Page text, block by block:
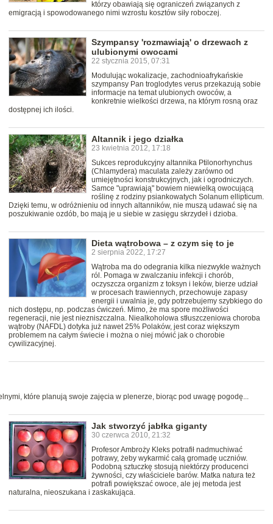
którzy obawiają się ograniczeń związanych z
emigracją i spowodowanego nimi wzrostu kosztów siły roboczej.
Szympansy 'rozmawiają' o drzewach z
ulubionymi owocami
22 stycznia 2015, 07:31
Modulując wokalizacje, zachodnioafrykańskie
szympansy Pan troglodytes verus przekazują sobie
informacje na temat ulubionych owoców, a
konkretnie wielkości drzewa, na którym rosną oraz
dostępnej ich ilości.
Altannik i jego działka
23 kwietnia 2012, 17:18
Sukces reprodukcyjny altannika Ptilonorhynchus
(Chlamydera) maculata zależy zarówno od
umiejętności konstrukcyjnych, jak i ogrodniczych.
Samce "uprawiają" bowiem niewielką owocującą
roślinę z rodziny psiankowatych Solanum ellipticum.
Dzięki temu, w odróżnieniu od innych altanników, nie muszą udawać się na
poszukiwanie ozdób, bo mają je u siebie w zasięgu skrzydeł i dzioba.
Dieta wątrobowa – z czym się to je
2 sierpnia 2022, 17:27
Wątroba ma do odegrania kilka niezwykle ważnych
ról. Pomaga w zwalczaniu infekcji i chorób,
oczyszcza organizm z toksyn i leków, bierze udział
w procesach trawiennych, przechowuje zapasy
energii i uwalnia je, gdy potrzebujemy szybkiego do
nich dostępu, np. podczas ćwiczeń. Mimo, że ma spore możliwości
regeneracji, nie jest niezniszczalna. Niealkoholowa stłuszczeniowa choroba
wątroby (NAFDL) dotyka już nawet 25% Polaków, jest coraz większym
problemem na całym świecie i można o niej mówić jak o chorobie
cywilizacyjnej.
które planują swoje zajęcia w plenerze, biorąc pod uwagę pogodę...
Jak stworzyć jabłka giganty
30 czerwca 2010, 21:32
Profesor Ambroży Kleks potrafił nadmuchiwać
potrawy, żeby wykarmić całą gromadę uczniów.
Podobną sztuczkę stosują niektórzy producenci
żywności, czy właściciele barów. Matka natura też
potrafi powiększać owoce, ale jej metoda jest
naturalna, nieoszukana i zaskakująca.